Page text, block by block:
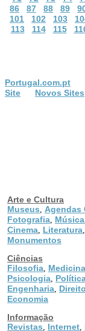
86
87 88 89
101
102 103
113
114 115
Portugal.com.pt
Site
Novos Sites
Arte e Cultura
Museus
Agendas
Fotografia Música
Cinema Literatura
Monumentos
Ciências
Filosofia Medicina
Psicologia
Engenharia Direito
Economia
Informação
Revistas
Internet